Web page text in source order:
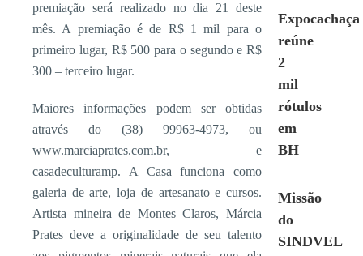
premiação será realizado no dia 21 deste
mês. A premiação é de R$ 1 mil para o
primeiro lugar, R$ 500 para o segundo e R$
300 – terceiro lugar.
Maiores informações podem ser obtidas
através do (38) 99963-4973, ou
www.marciaprates.com.br, e
casadeculturamp. A Casa funciona como
galeria de arte, loja de artesanato e cursos.
Artista mineira de Montes Claros, Márcia
Prates deve a originalidade de seu talento
Expocachaça
reúne
2
mil
rótulos
em
BH
Missão
do
SINDVEL